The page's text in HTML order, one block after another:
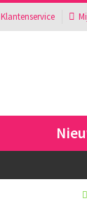
Klantenservice